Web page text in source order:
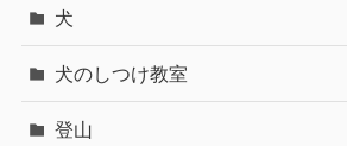
犬
犬のしつけ教室
登山